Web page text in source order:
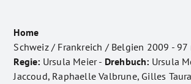
Home
Schweiz / Frankreich / Belgien 2009 - 97
Regie: Ursula Meier - Drehbuch: Ursula
Jaccoud, Raphaelle Valbrune, Gilles